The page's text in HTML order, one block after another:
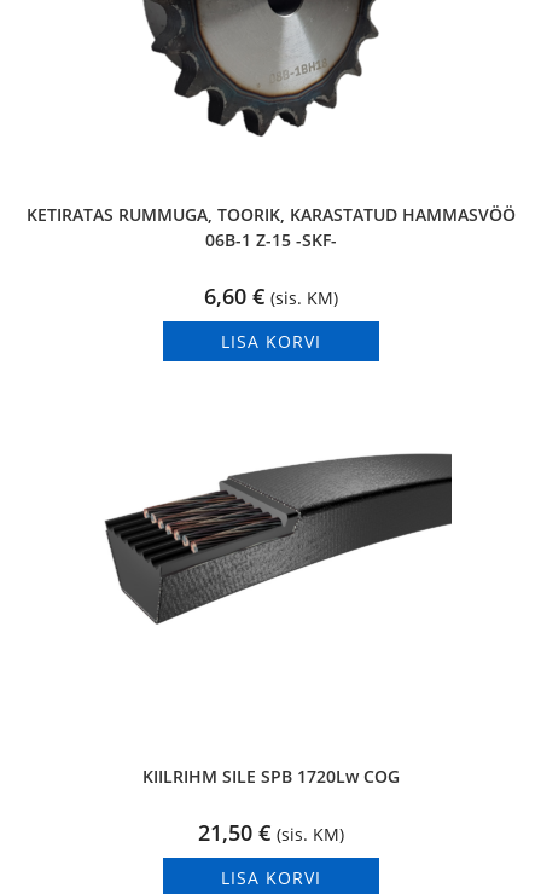
KETIRATAS RUMMUGA, TOORIK, KARASTATUD HAMMASVÖÖ
06B-1 Z-15 -SKF-
6,60 € (sis. KM)
LISA KORVI
KIILRIHM SILE SPB 1720Lw COG
21,50 € (sis. KM)
LISA KORVI